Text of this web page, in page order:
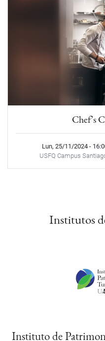
Chef’s
Lun, 25/11/2024 -
USFQ Campus
Institutos
Instituto de